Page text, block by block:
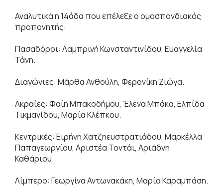
Αναλυτικά η 14άδα που επέλεξε ο ομοσπονδιακός
προπονητής:
Πασαδόροι: Λαμπρινή Κωνσταντινίδου, Ευαγγελία
Τάνη.
Διαγώνιες: Μάρθα Ανθούλη, Φερονίκη Ζιώγα.
Ακραίες: Φαίη Μπακοδήμου, Έλενα Μπάκα, Ελπίδα
Τικμανίδου, Μαρία Κλέπκου.
Κεντρικές: Ειρήνη Χατζηευστρατιάδου, Μαρκέλλα
Παπαγεωργίου, Αριστέα Τοντάι, Αριάδνη
Καθάριου.
Λίμπερο: Γεωργίνα Αντωνακάκη, Μαρία Καραμπάση.